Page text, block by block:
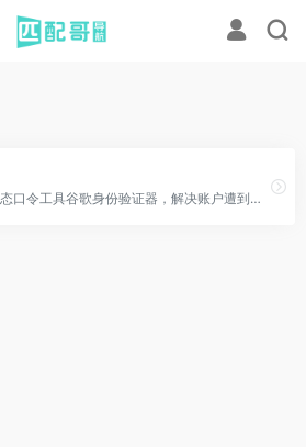
谷歌推出的一款动态口令工具谷歌身份验证器，解决账户遭到恶意攻击的问题，在手机端生成动态口令后，在相关的服务登陆中除了用正常用户名和密码外